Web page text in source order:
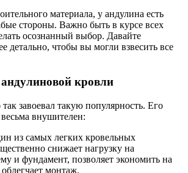
материала, у андулина есть
стороны. Важно быть в курсе всех
осознанный выбор. Давайте
детально, чтобы вы могли взвесить все
кровли
завоевал такую популярность. Его
внушителен:
из самых легких кровельных
снижает нагрузку на
и фундамент, позволяет экономить на
монтаж.